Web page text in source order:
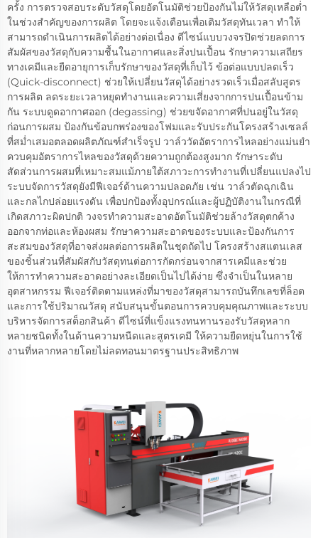
ครั้ง การตรวจสอบระดับวัสดุโดยอัตโนมัติช่วยป้องกันไม่ให้วัสดุเหลือต่ำ
ในช่วงสำคัญของการผลิต โดยจะแจ้งเตือนเพื่อเติมวัสดุทันเวลา ทำให้
สามารถดำเนินการผลิตได้อย่างต่อเนื่อง ดีไซน์แบบวงจรปิดช่วยลดการ
สัมผัสของวัสดุกับความชื้นในอากาศและสิ่งปนเปื้อน รักษาความเสถียร
ทางเคมีและยืดอายุการเก็บรักษาของวัสดุที่เก็บไว้ ข้อต่อแบบปลดเร็ว
(Quick-disconnect) ช่วยให้เปลี่ยนวัสดุได้อย่างรวดเร็วเมื่อสลับสูตร
การผลิต ลดระยะเวลาหยุดทำงานและความเสี่ยงจากการปนเปื้อนข้าม
กัน ระบบดูดอากาศออก (degassing) ช่วยขจัดอากาศที่ปนอยู่ในวัสดุ
ก่อนการผสม ป้องกันข้อบกพร่องของโฟมและรับประกันโครงสร้างเซลล์
ที่สม่ำเสมอตลอดผลิตภัณฑ์สำเร็จรูป วาล์ววัดอัตราการไหลอย่างแม่นยำ
ควบคุมอัตราการไหลของวัสดุด้วยความถูกต้องสูงมาก รักษาระดับ
สัดส่วนการผสมที่เหมาะสมแม้ภายใต้สภาวะการทำงานที่เปลี่ยนแปลงไป
ระบบจัดการวัสดุยังมีฟีเจอร์ด้านความปลอดภัย เช่น วาล์วตัดฉุกเฉิน
และกลไกปล่อยแรงดัน เพื่อปกป้องทั้งอุปกรณ์และผู้ปฏิบัติงานในกรณีที่
เกิดสภาวะผิดปกติ วงจรทำความสะอาดอัตโนมัติช่วยล้างวัสดุตกค้าง
ออกจากท่อและห้องผสม รักษาความสะอาดของระบบและป้องกันการ
สะสมของวัสดุที่อาจส่งผลต่อการผลิตในชุดถัดไป โครงสร้างสแตนเลส
ของชิ้นส่วนที่สัมผัสกับวัสดุทนต่อการกัดกร่อนจากสารเคมีและช่วย
ให้การทำความสะอาดอย่างละเอียดเป็นไปได้ง่าย ซึ่งจำเป็นในหลาย
อุตสาหกรรม ฟีเจอร์ติดตามแหล่งที่มาของวัสดุสามารถบันทึกเลขที่ล็อต
และการใช้ปริมาณวัสดุ สนับสนุนขั้นตอนการควบคุมคุณภาพและระบบ
บริหารจัดการสต็อกสินค้า ดีไซน์ที่แข็งแรงทนทานรองรับวัสดุหลาก
หลายชนิดทั้งในด้านความหนืดและสูตรเคมี ให้ความยืดหยุ่นในการใช้
งานที่หลากหลายโดยไม่ลดทอนมาตรฐานประสิทธิภาพ